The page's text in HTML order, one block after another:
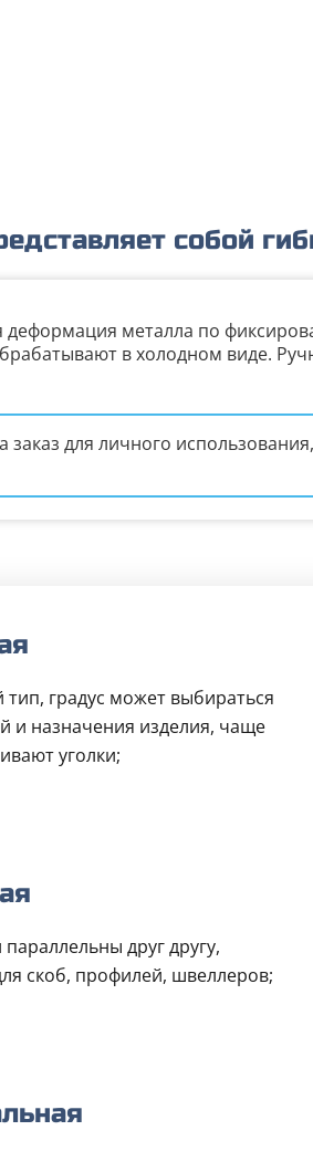
собой
деформация металла по
в холодном виде.
заказ для личного
градус может выбираться
и назначения изделия, чаще
уголки;
параллельны друг другу,
скоб, профилей, швеллеров;